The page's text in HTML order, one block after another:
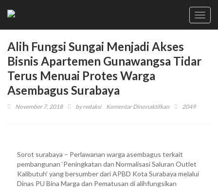
Alih Fungsi Sungai Menjadi Akses
Bisnis Apartemen Gunawangsa Tidar
Terus Menuai Protes Warga
Asembagus Surabaya
November 7, 2018 byredaksi Komentar Dinonaktifkanpada
Akses
Bisnis
Apartemen
Gunawangsa
2049
Sorot surabaya – Perlawanan warga asembagus terkait
pembangunan ‘Peningkatan dan Normalisasi Saluran Outlet
Kalibutuh’ yang bersumber dari APBD Kota Surabaya melalui
Dinas PU Bina Marga dan Pematusan di alihfungsikan